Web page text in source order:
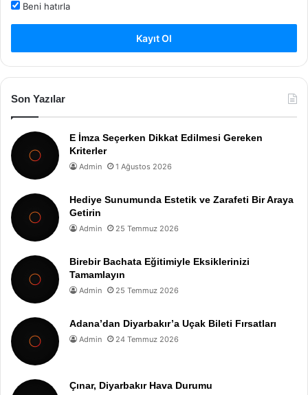
Beni hatırla
Kayıt Ol
Son Yazılar
E İmza Seçerken Dikkat Edilmesi Gereken
Kriterler
Admin 1 Ağustos 2026
Hediye Sunumunda Estetik ve Zarafeti Bir Araya
Getirin
Admin 25 Temmuz 2026
Birebir Bachata Eğitimiyle Eksiklerinizi
Tamamlayın
Admin 25 Temmuz 2026
Adana’dan Diyarbakır’a Uçak Bileti Fırsatları
Admin 24 Temmuz 2026
Çınar, Diyarbakır Hava Durumu